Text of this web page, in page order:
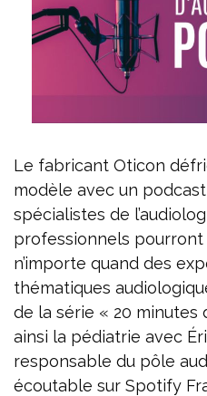
Le fabricant Oticon
modèle avec un
spécialistes de
professionnels pourront
n’importe quand des
thématiques
de la série « 20 minutes
ainsi la pédiatrie avec
responsable du pôle
écoutable sur Spotify